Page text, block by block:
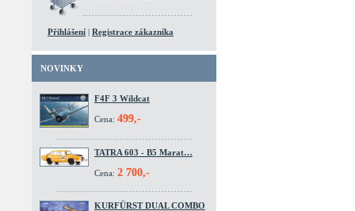
Přihlášení | Registrace zákazníka
NOVINKY
F4F 3 Wildcat
Cena: 499,-
TATRA 603 - B5 Marat…
Cena: 2 700,-
KURFÜRST DUAL COMBO